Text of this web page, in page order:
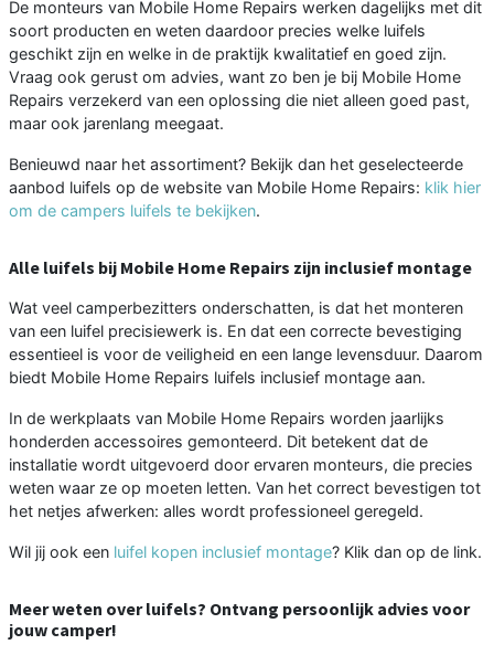
De monteurs van Mobile Home Repairs werken dagelijks met dit
soort producten en weten daardoor precies welke luifels
geschikt zijn en welke in de praktijk kwalitatief en goed zijn.
Vraag ook gerust om advies, want zo ben je bij Mobile Home
Repairs verzekerd van een oplossing die niet alleen goed past,
maar ook jarenlang meegaat.
Benieuwd naar het assortiment? Bekijk dan het geselecteerde
aanbod luifels op de website van Mobile Home Repairs: klik hier
om de campers luifels te bekijken.
Alle luifels bij Mobile Home Repairs zijn inclusief montage
Wat veel camperbezitters onderschatten, is dat het monteren
van een luifel precisiewerk is. En dat een correcte bevestiging
essentieel is voor de veiligheid en een lange levensduur. Daarom
biedt Mobile Home Repairs luifels inclusief montage aan.
In de werkplaats van Mobile Home Repairs worden jaarlijks
honderden accessoires gemonteerd. Dit betekent dat de
installatie wordt uitgevoerd door ervaren monteurs, die precies
weten waar ze op moeten letten. Van het correct bevestigen tot
het netjes afwerken: alles wordt professioneel geregeld.
Wil jij ook een luifel kopen inclusief montage? Klik dan op de link.
Meer weten over luifels? Ontvang persoonlijk advies voor
jouw camper!